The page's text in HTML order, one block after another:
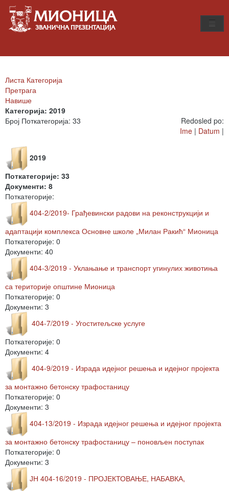
Листа Категорија
Претрага
Навише
Категорија: 2019
Број Поткатегорија: 33
Redosled po:
Ime | Datum |
2019
Поткатегорије: 33
Документи: 8
Поткатегорије:
404-2/2019- Грађевински радови на реконструкцији и
адаптацији комплекса Основне школе „Милан Ракић“ Мионица
Поткатегорије: 0
Документи: 40
404-3/2019 - Уклањање и транспорт угинулих животиња
са територије општине Мионица
Поткатегорије: 0
Документи: 3
404-7/2019 - Угоститељске услуге
Поткатегорије: 0
Документи: 4
404-9/2019 - Израда идејног решења и идејног пројекта
за монтажно бетонску трафостаницу
Поткатегорије: 0
Документи: 3
404-13/2019 - Израда идејног решења и идејног пројекта
за монтажно бетонску трафостаницу – поновљен поступак
Поткатегорије: 0
Документи: 3
ЈН 404-16/2019 - ПРОЈЕКТОВАЊЕ, НАБАВКА,